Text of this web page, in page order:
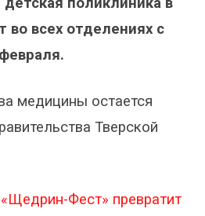
во всех отделениях с
медицины остается
Тверской
«Щедрин-Фест» превратит